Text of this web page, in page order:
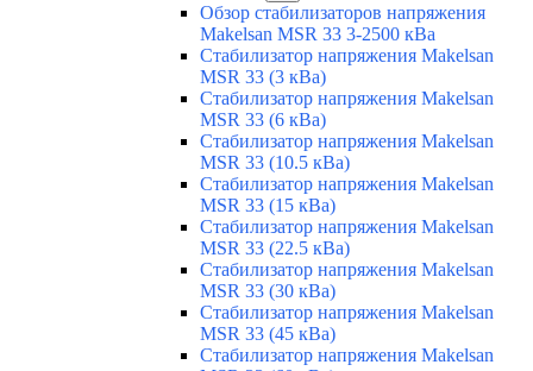
Обзор стабилизаторов напряжения
Makelsan MSR 33 3-2500 кВа
Стабилизатор напряжения Makelsan
MSR 33 (3 кВа)
Стабилизатор напряжения Makelsan
MSR 33 (6 кВа)
Стабилизатор напряжения Makelsan
MSR 33 (10.5 кВа)
Стабилизатор напряжения Makelsan
MSR 33 (15 кВа)
Стабилизатор напряжения Makelsan
MSR 33 (22.5 кВа)
Стабилизатор напряжения Makelsan
MSR 33 (30 кВа)
Стабилизатор напряжения Makelsan
MSR 33 (45 кВа)
Стабилизатор напряжения Makelsan